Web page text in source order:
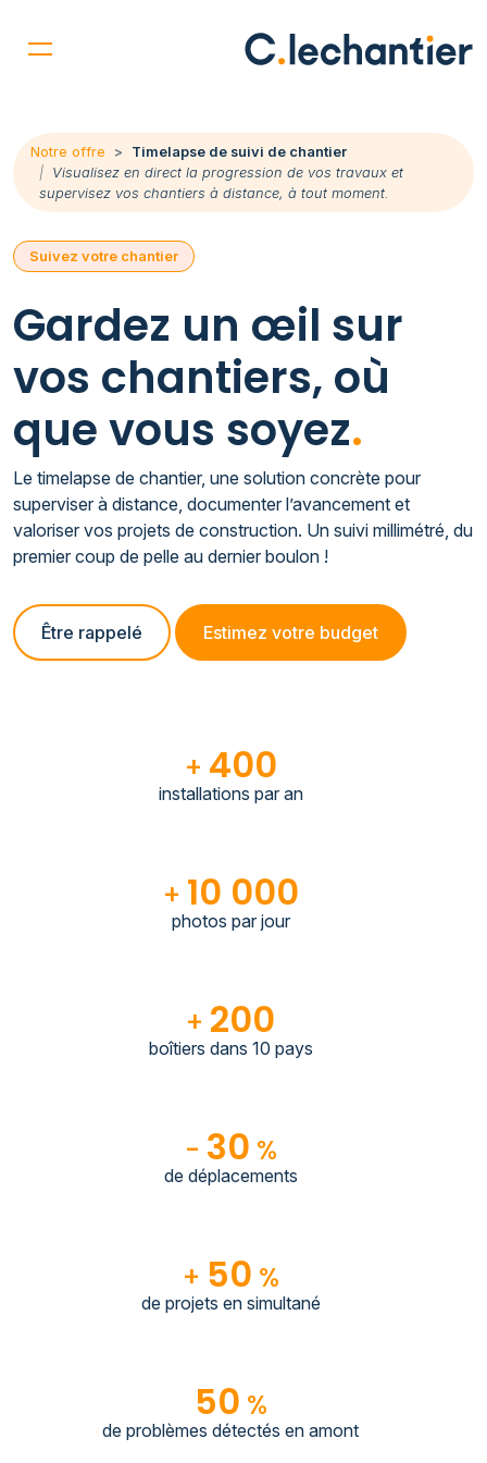
Notre offre
Timelapse de suivi de chantier
Visualisez en direct la progression de vos travaux et
supervisez vos chantiers à distance, à tout moment.
Suivez votre chantier
Gardez un œil sur
vos chantiers, où
que vous soyez.
Le timelapse de chantier, une solution concrète pour
superviser à distance, documenter l’avancement et
valoriser vos projets de construction. Un suivi millimétré, du
premier coup de pelle au dernier boulon !
Être rappelé Estimez votre budget
+ 400
installations par an
+ 10 000
photos par jour
+ 200
boîtiers dans 10 pays
- 30 %
de déplacements
+ 50 %
de projets en simultané
50 %
de problèmes détectés en amont